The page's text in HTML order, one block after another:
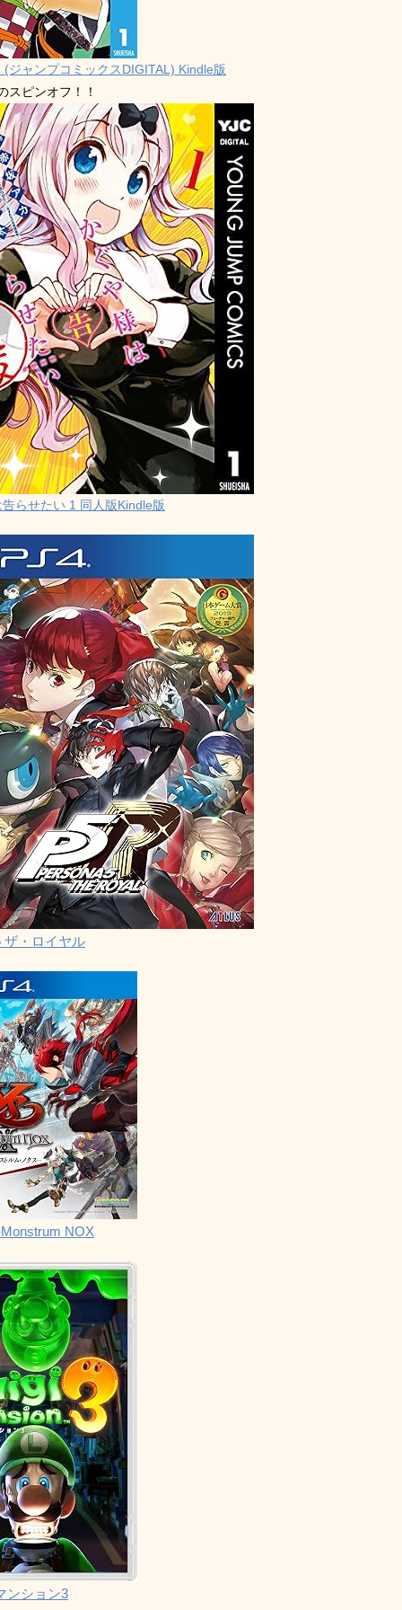
(ジャンプコミックスDIGITAL) Kindle版
スピンオフ！！
らせたい 1 同人版Kindle版
ザ・ロイヤル
NOX
ンション3